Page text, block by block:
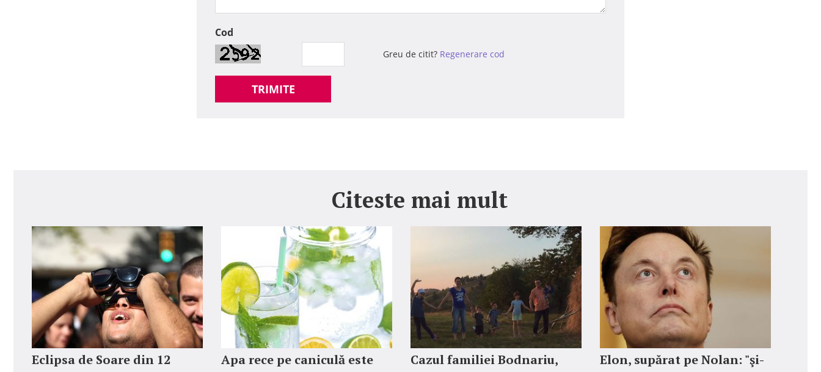
Cod
Greu de citit? Regenerare cod
TRIMITE
Citeste mai mult
Eclipsa de Soare din 12
Apa rece pe caniculă este
Cazul familiei Bodnariu,
Elon, supărat pe Nolan: "şi-